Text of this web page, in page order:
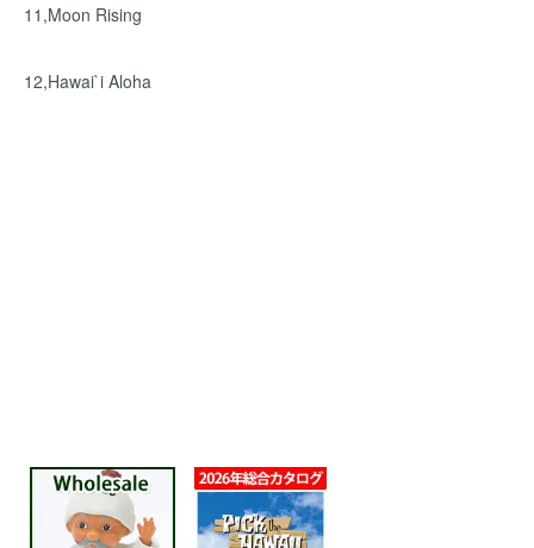
11,Moon Rising
12,Hawai`i Aloha